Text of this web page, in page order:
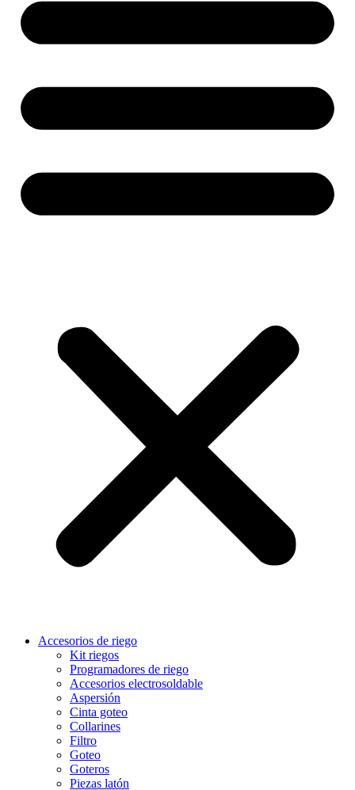
Accesorios de riego
Kit riegos
Programadores de riego
Accesorios electrosoldable
Aspersión
Cinta goteo
Collarines
Filtro
Goteo
Goteros
Piezas latón